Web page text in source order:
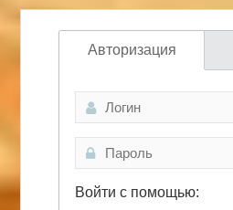
Авторизация
Войти с помощью: